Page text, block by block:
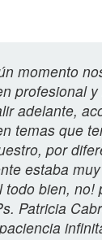
momento
profesional
adelante,
temas que
por
estaba
todo bien, no!
Patricia